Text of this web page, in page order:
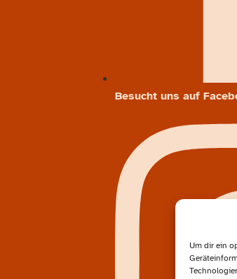
Um dir ein
Besucht uns auf